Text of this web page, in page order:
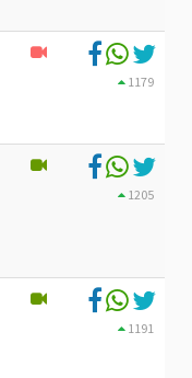
1179
1205
1191